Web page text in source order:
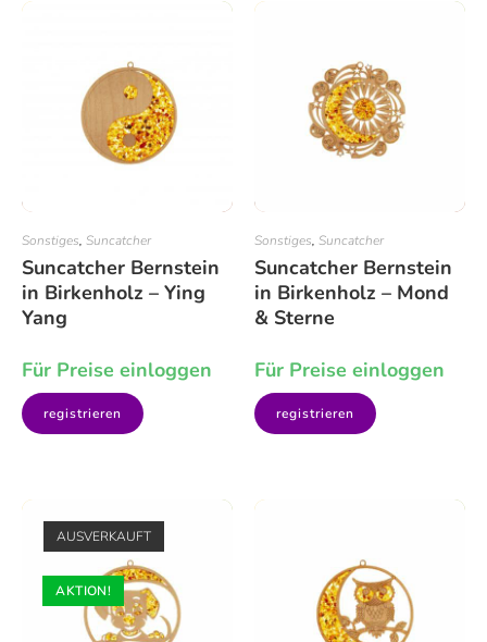
Sonstiges, Suncatcher
Suncatcher Bernstein
in Birkenholz – Ying
Yang
Für Preise einloggen
registrieren
Sonstiges, Suncatcher
Suncatcher Bernstein
in Birkenholz – Mond
& Sterne
Für Preise einloggen
registrieren
AUSVERKAUFT
AKTION!